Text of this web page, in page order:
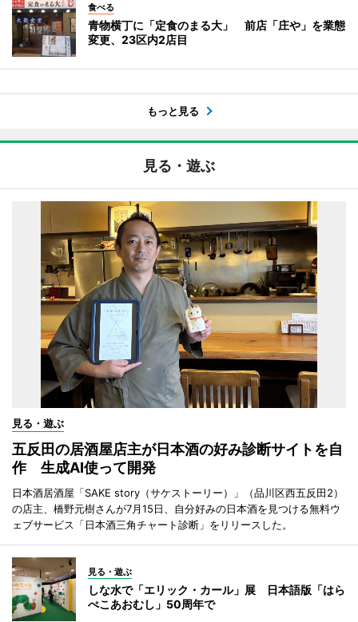
食べる
青物横丁に「定食のまる大」 前店「庄や」を業態
変更、23区内2店目
もっと見る
見る・遊ぶ
見る・遊ぶ
五反田の居酒屋店主が日本酒の好み診断サイトを自
作 生成AI使って開発
日本酒居酒屋「SAKE story（サケストーリー）」（品川区西五反田2）
の店主、橋野元樹さんが7月15日、自分好みの日本酒を見つける無料ウ
ェブサービス「日本酒三角チャート診断」をリリースした。
見る・遊ぶ
しな水で「エリック・カール」展 日本語版「はら
ぺこあおむし」50周年で